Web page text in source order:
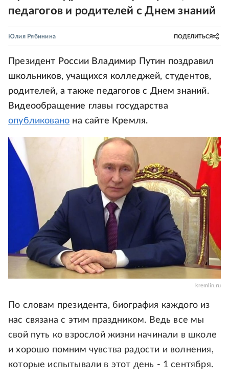
педагогов и родителей с Днем знаний
Юлия Рябинина ПОДЕЛИТЬСЯ
Президент России Владимир Путин поздравил
школьников, учащихся колледжей, студентов,
родителей, а также педагогов с Днем знаний.
Видеообращение главы государства
опубликовано на сайте Кремля.
kremlin.ru
По словам президента, биография каждого из
нас связана с этим праздником. Ведь все мы
свой путь ко взрослой жизни начинали в школе
и хорошо помним чувства радости и волнения,
которые испытывали в этот день - 1 сентября.